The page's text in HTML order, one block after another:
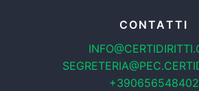
CONTATTI
+390656548402